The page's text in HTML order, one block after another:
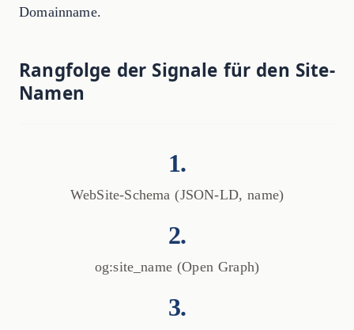
Domainname.
Rangfolge der Signale für den Site-
Namen
1.
WebSite-Schema (JSON-LD, name)
2.
og:site_name (Open Graph)
3.